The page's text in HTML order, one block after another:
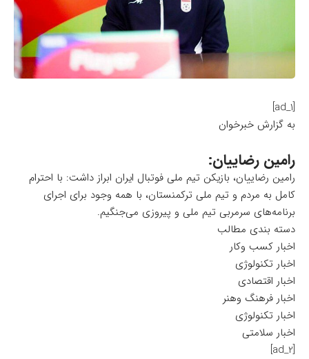
[ad_1]
به گزارش خبرخوان
رامین رضاییان:
رامین رضاییان، بازیکن تیم ملی فوتبال ایران ابراز داشت: با احترام
کامل به مردم و تیم ملی ترکمنستان، با همه وجود برای اجرای
برنامه‌های سرمربی تیم ملی و پیروزی می‌جنگیم.
دسته بندی مطالب
اخبار کسب وکار
اخبار تکنولوژی
اخبار اقتصادی
اخبار فرهنگ وهنر
اخبار تکنولوژی
اخبار سلامتی
[ad_2]